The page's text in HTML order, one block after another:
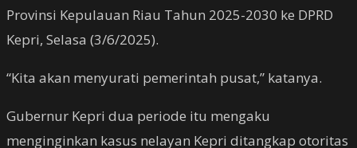
Provinsi Kepulauan Riau Tahun 2025-2030 ke DPRD
Kepri, Selasa (3/6/2025).
“Kita akan menyurati pemerintah pusat,” katanya.
Gubernur Kepri dua periode itu mengaku
menginginkan kasus nelayan Kepri ditangkap otoritas